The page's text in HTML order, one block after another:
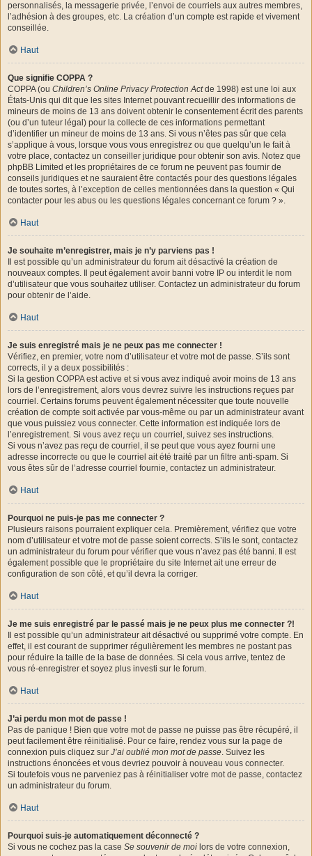
personnalisés, la messagerie privée, l’envoi de courriels aux autres membres,
l’adhésion à des groupes, etc. La création d’un compte est rapide et vivement
conseillée.
Haut
Que signifie COPPA ?
COPPA (ou Children’s Online Privacy Protection Actde 1998) est une loi aux
États-Unis qui dit que les sites Internet pouvant recueillir des informations de
mineurs de moins de 13 ans doivent obtenir le consentement écrit des parents
(ou d’un tuteur légal) pour la collecte de ces informations permettant
d’identifier un mineur de moins de 13 ans. Si vous n’êtes pas sûr que cela
s’applique à vous, lorsque vous vous enregistrez ou que quelqu’un le fait à
votre place, contactez un conseiller juridique pour obtenir son avis. Notez que
phpBB Limited et les propriétaires de ce forum ne peuvent pas fournir de
conseils juridiques et ne sauraient être contactés pour des questions légales
de toutes sortes, à l’exception de celles mentionnées dans la question « Qui
contacter pour les abus ou les questions légales concernant ce forum ? ».
Haut
Je souhaite m’enregistrer, mais je n’y parviens pas !
Il est possible qu’un administrateur du forum ait désactivé la création de
nouveaux comptes. Il peut également avoir banni votre IP ou interdit le nom
d’utilisateur que vous souhaitez utiliser. Contactez un administrateur du forum
pour obtenir de l’aide.
Haut
Je suis enregistré mais je ne peux pas me connecter !
Vérifiez, en premier, votre nom d’utilisateur et votre mot de passe. S’ils sont
corrects, il y a deux possibilités :
Si la gestion COPPA est active et si vous avez indiqué avoir moins de 13 ans
lors de l’enregistrement, alors vous devrez suivre les instructions reçues par
courriel. Certains forums peuvent également nécessiter que toute nouvelle
création de compte soit activée par vous-même ou par un administrateur avant
que vous puissiez vous connecter. Cette information est indiquée lors de
l’enregistrement. Si vous avez reçu un courriel, suivez ses instructions.
Si vous n’avez pas reçu de courriel, il se peut que vous ayez fourni une
adresse incorrecte ou que le courriel ait été traité par un filtre anti-spam. Si
vous êtes sûr de l’adresse courriel fournie, contactez un administrateur.
Haut
Pourquoi ne puis-je pas me connecter ?
Plusieurs raisons pourraient expliquer cela. Premièrement, vérifiez que votre
nom d’utilisateur et votre mot de passe soient corrects. S’ils le sont, contactez
un administrateur du forum pour vérifier que vous n’avez pas été banni. Il est
également possible que le propriétaire du site Internet ait une erreur de
configuration de son côté, et qu’il devra la corriger.
Haut
Je me suis enregistré par le passé mais je ne peux plus me connecter ?!
Il est possible qu’un administrateur ait désactivé ou supprimé votre compte. En
effet, il est courant de supprimer régulièrement les membres ne postant pas
pour réduire la taille de la base de données. Si cela vous arrive, tentez de
vous ré-enregistrer et soyez plus investi sur le forum.
Haut
J’ai perdu mon mot de passe !
Pas de panique ! Bien que votre mot de passe ne puisse pas être récupéré, il
peut facilement être réinitialisé. Pour ce faire, rendez vous sur la page de
connexion puis cliquez sur J’ai oublié mon mot de passe. Suivez les
instructions énoncées et vous devriez pouvoir à nouveau vous connecter.
Si toutefois vous ne parveniez pas à réinitialiser votre mot de passe, contactez
un administrateur du forum.
Haut
Pourquoi suis-je automatiquement déconnecté ?
Si vous ne cochez pas la case Se souvenir de moi lors de votre connexion,